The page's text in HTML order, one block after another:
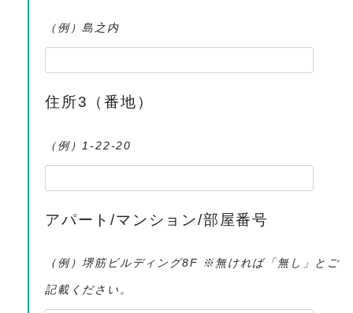
（例）島之内
住所3（番地）
（例）1-22-20
アパート/マンション/部屋番号
（例）堺筋ビルディング8F ※無ければ「無し」とご
記載ください。